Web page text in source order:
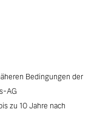
Bedingungen der
AG
zu 10 Jahre nach